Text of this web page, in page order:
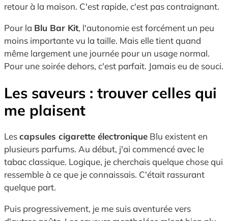
retour à la maison. C'est rapide, c'est pas contraignant.
Pour la Blu Bar Kit, l'autonomie est forcément un peu
moins importante vu la taille. Mais elle tient quand
même largement une journée pour un usage normal.
Pour une soirée dehors, c'est parfait. Jamais eu de souci.
Les saveurs : trouver celles qui
me plaisent
Lescapsules cigarette électronique Blu existent en
plusieurs parfums. Au début, j'ai commencé avec le
tabac classique. Logique, je cherchais quelque chose qui
ressemble à ce que je connaissais. C'était rassurant
quelque part.
Puis progressivement, je me suis aventurée vers